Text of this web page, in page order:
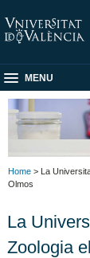
MENU
Home > La
Olmos
La
Zoologia